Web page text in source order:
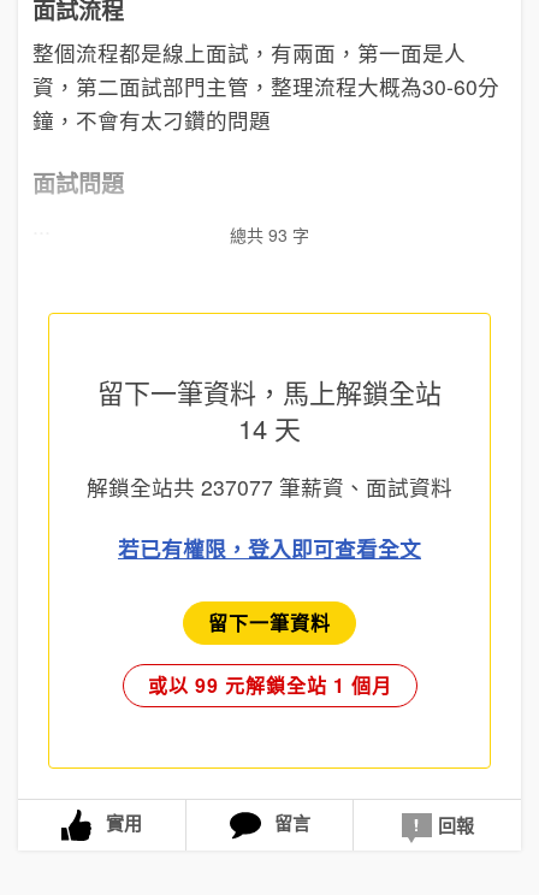
面試流程
整個流程都是線上面試，有兩面，第一面是人
資，第二面試部門主管，整理流程大概為30-60分
鐘，不會有太刁鑽的問題
面試問題
總共 93 字
留下一筆資料，馬上解鎖全站
14 天
解鎖全站共 237077 筆薪資、面試資料
若已有權限，登入即可查看全文
留下一筆資料
或以 99 元解鎖全站 1 個月
實用 留言 回報